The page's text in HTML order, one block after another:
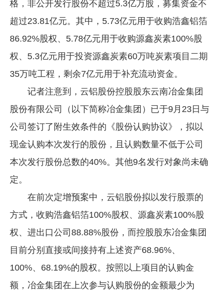
格，非公开发行股份不超过5.3亿万股，募集资金不
超过23.81亿元。其中，5.73亿元用于收购浩鑫铝箔
86.92%股权、5.78亿元用于收购源鑫炭素100%股
权、5.3亿元用于投资源鑫炭素60万吨炭素项目二期
35万吨工程，剩余7亿元用于补充流动资金。
记者注意到，云铝股份控股股东云南冶金集团
股份有限公司（以下简称冶金集团）已于9月23日与
公司签订了附生效条件的《股份认购协议》，拟以
现金认购本次发行的股份，且认购数量不低于公司
本次发行股份总数的40%。其他9名发行对象尚未确
定。
在前次定增预案中，云铝股份拟以发行股票的
方式，收购浩鑫铝箔100%股权、源鑫炭素100%股
权、进出口公司88.88%股份，而控股股东冶金集团
目前分别直接或间接持有上述资产68.96%、
100%、68.19%的股权。按照以上项目的认购金
额，冶金集团在上次参与认购股份的金额最少为